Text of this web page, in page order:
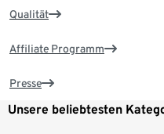
Qualität
Affiliate Programm
Presse
Unsere beliebtesten